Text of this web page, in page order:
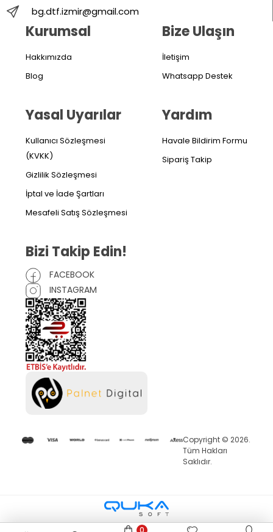
bg.dtf.izmir@gmail.com
Kurumsal
Hakkımızda
Blog
Yasal Uyarılar
Kullanıcı Sözleşmesi
(KVKK)
Gizlilik Sözleşmesi
İptal ve İade Şartları
Mesafeli Satış Sözleşmesi
Bize Ulaşın
İletişim
Whatsapp Destek
Yardım
Havale Bildirim Formu
Sipariş Takip
Bizi Takip Edin!
FACEBOOK
INSTAGRAM
Copyright © 2026.
Tüm Hakları
Saklıdır.